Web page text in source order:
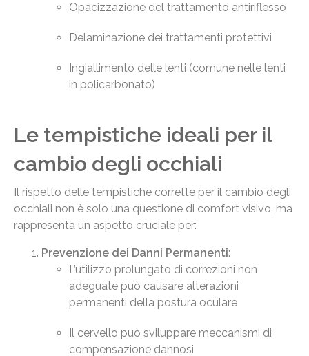
Opacizzazione del trattamento antiriflesso
Delaminazione dei trattamenti protettivi
Ingiallimento delle lenti (comune nelle lenti
in policarbonato)
Le tempistiche ideali per il
cambio degli occhiali
Il rispetto delle tempistiche corrette per il cambio degli
occhiali non è solo una questione di comfort visivo, ma
rappresenta un aspetto cruciale per:
Prevenzione dei Danni Permanenti:
L’utilizzo prolungato di correzioni non
adeguate può causare alterazioni
permanenti della postura oculare
Il cervello può sviluppare meccanismi di
compensazione dannosi